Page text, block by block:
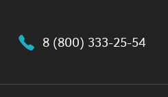
8 (800) 333-25-54